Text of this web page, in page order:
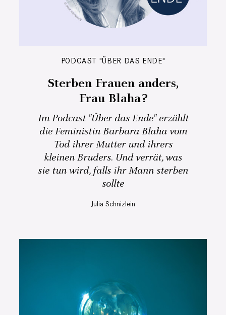
PODCAST "ÜBER DAS ENDE"
Sterben Frauen anders,
Frau Blaha?
Im Podcast "Über das Ende" erzählt
die Feministin Barbara Blaha vom
Tod ihrer Mutter und ihrers
kleinen Bruders. Und verrät, was
sie tun wird, falls ihr Mann sterben
sollte
Julia Schnizlein